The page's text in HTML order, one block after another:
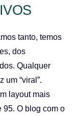
tanto, temos
dos
Qualquer
um “viral”.
layout mais
95. O blog com o